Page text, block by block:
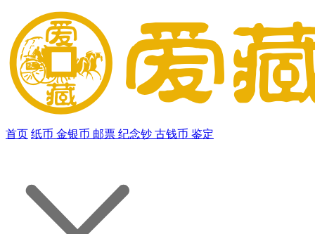
首页 纸币 金银币 邮票 纪念钞 古钱币 鉴定